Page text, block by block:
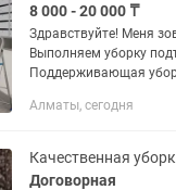
8 000 - 20 000 ₸
Здравствуйте! Меня
Выполняем уборку
Поддерживающая
раз в месяц).
Алматы, сегодня
Качественная
Договорная